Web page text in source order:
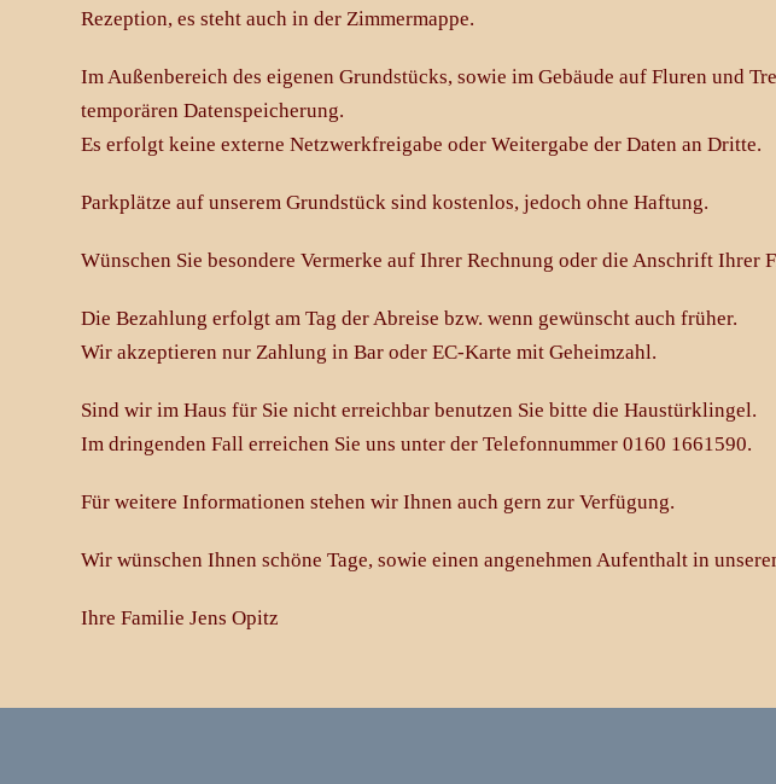
Rezeption, es steht auch in der Zimmermappe.
Im Außenbereich des eigenen Grundstücks, sowie im Gebäude auf Fluren und
temporären Datenspeicherung.
Es erfolgt keine externe Netzwerkfreigabe oder Weitergabe der Daten an Dritte.
Parkplätze auf unserem Grundstück sind kostenlos, jedoch ohne Haftung.
Wünschen Sie besondere Vermerke auf Ihrer Rechnung oder die Anschrift Ihrer
Die Bezahlung erfolgt am Tag der Abreise bzw. wenn gewünscht auch früher.
Wir akzeptieren nur Zahlung in Bar oder EC-Karte mit Geheimzahl.
Sind wir im Haus für Sie nicht erreichbar benutzen Sie bitte die Haustürklingel.
Im dringenden Fall erreichen Sie uns unter der Telefonnummer 0160 1661590.
Für weitere Informationen stehen wir Ihnen auch gern zur Verfügung.
Wir wünschen Ihnen schöne Tage, sowie einen angenehmen Aufenthalt in
Ihre Familie Jens Opitz